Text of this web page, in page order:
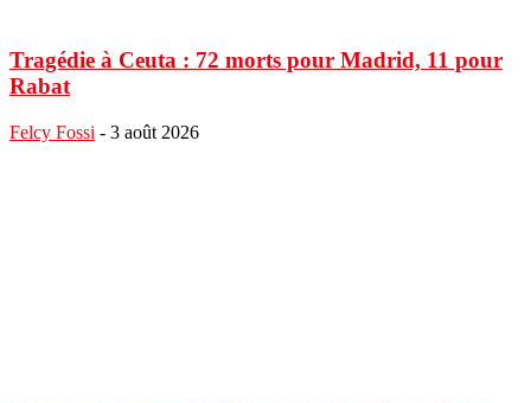
Tragédie à Ceuta : 72 morts pour Madrid, 11 pour
Rabat
Felcy Fossi - 3 août 2026